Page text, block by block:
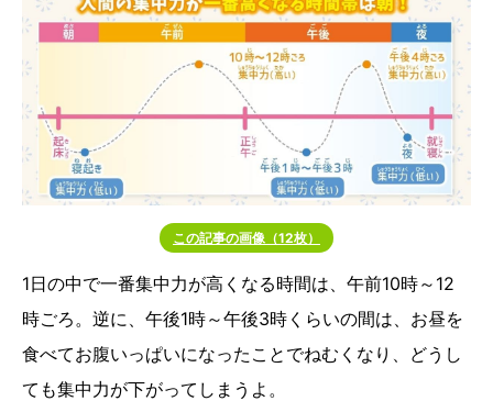
この記事の画像（12枚）
1日の中で一番集中力が高くなる時間は、午前10時～12
時ごろ。逆に、午後1時～午後3時くらいの間は、お昼を
食べてお腹いっぱいになったことでねむくなり、どうし
ても集中力が下がってしまうよ。